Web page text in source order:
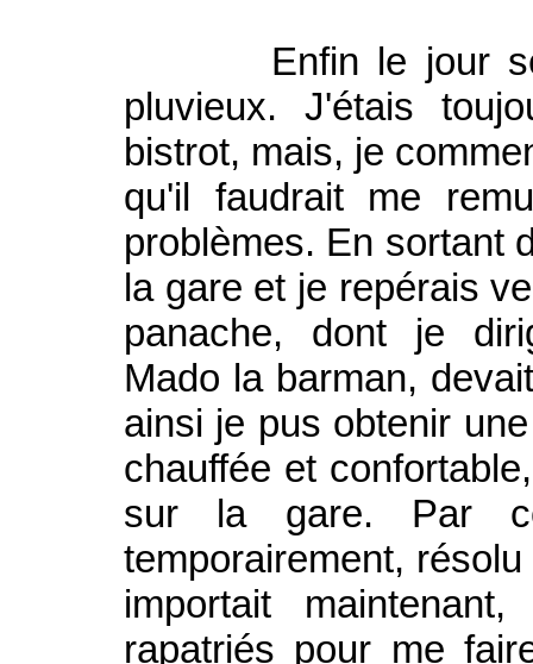
Enfin le jour se
pluvieux. J'étais
bistrot, mais, je
qu'il faudrait me
problèmes. En sortant
la gare et je repérais
panache, dont je
Mado la barman,
ainsi je pus obtenir
chauffée et
sur la gare. Par
temporairement,
importait
rapatriés pour me